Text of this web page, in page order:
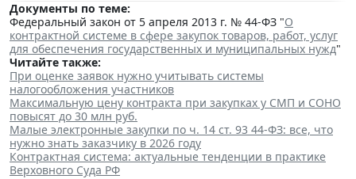
Документы по теме:
Федеральный закон от 5 апреля 2013 г. № 44-ФЗ "О
контрактной системе в сфере закупок товаров, работ, услуг
для обеспечения государственных и муниципальных нужд"
Читайте также:
При оценке заявок нужно учитывать системы
налогообложения участников
Максимальную цену контракта при закупках у СМП и СОНО
повысят до 30 млн руб.
Малые электронные закупки по ч. 14 ст. 93 44-ФЗ: все, что
нужно знать заказчику в 2026 году
Контрактная система: актуальные тенденции в практике
Верховного Суда РФ